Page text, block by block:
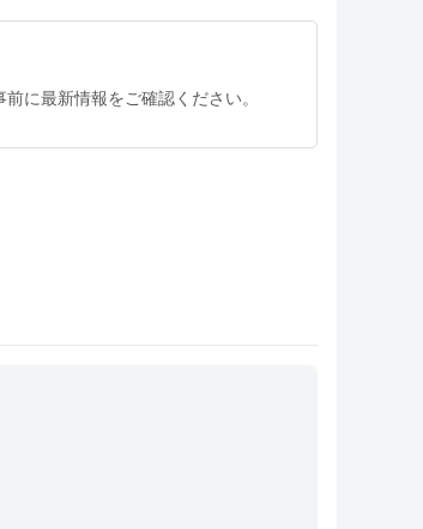
に最新情報をご確認ください。